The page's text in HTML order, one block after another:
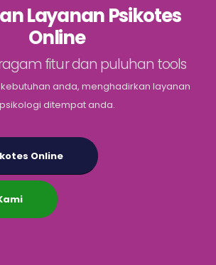
Layanan Psikotes
Online
fitur dan puluhan tools
anda, menghadirkan layanan
psikologi ditempat anda.
Online